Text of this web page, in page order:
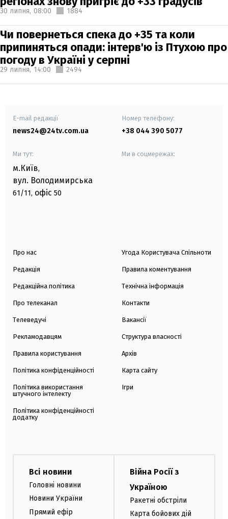
30 липня, 08:00 1884
Чи повернеться спека до +35 та коли
припиняться опади: інтерв'ю із Птухою про
погоду в Україні у серпні
29 липня, 14:00 2494
E-mail редакції
news24@24tv.com.ua
Номер телефону:
+38 044 390 5077
Ми тут:
м.Київ,
вул. Володимирська
61/11, офіс 50
Ми в соцмережах:
Про нас
Редакція
Редакційна політика
Про телеканал
Телеведучі
Рекламодавцям
Правила користування
Політика конфіденційності
Політика використання
штучного інтелекту
Політика конфіденційності
додатку
Угода Користувача Спільноти
Правила коментування
Технічна інформація
Контакти
Вакансії
Структура власності
Архів
Карта сайту
Ігри
Всі новини
Головні новини
Новини України
Прямий ефір
Війна Росії з
Україною
Ракетні обстріли
Карта бойових дій